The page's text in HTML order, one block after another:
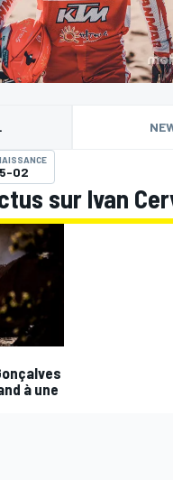
02
sur Ivan
à une